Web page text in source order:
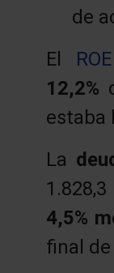
de
El ROE
12,2%
estaba
La
4,5%
final de